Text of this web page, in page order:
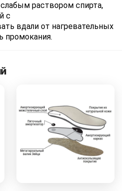
раствором спирта,
с
вдали от нагревательных
промокания.